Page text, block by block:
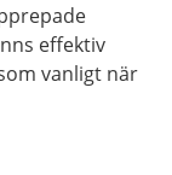
effektiv
vanligt när